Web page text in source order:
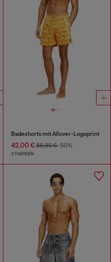
Badeshorts mit Allover-Logoprint
42,00 €85,00 €-50%
3 FARBEN